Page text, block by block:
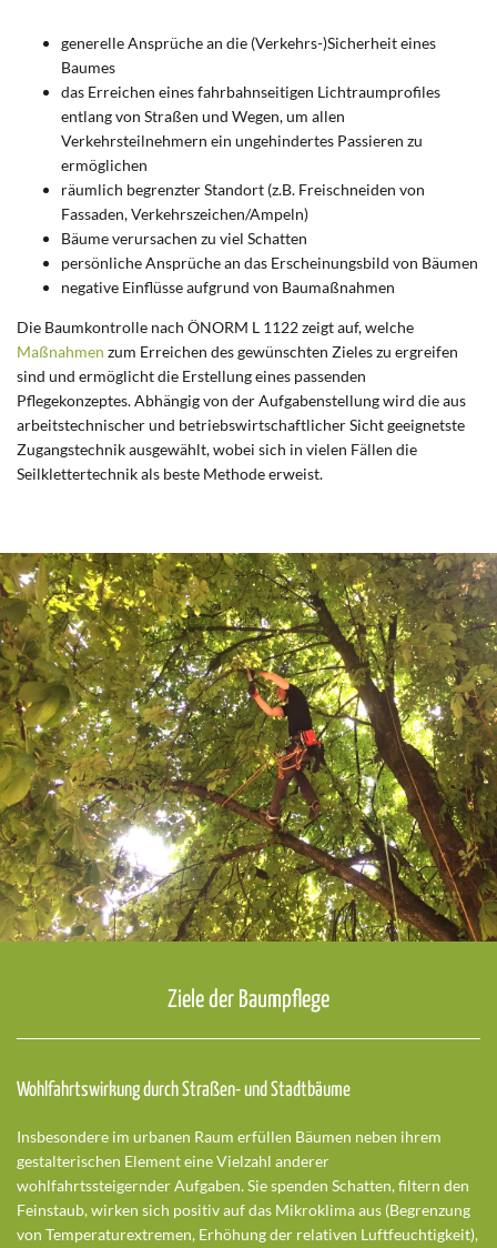
generelle Ansprüche an die (Verkehrs-)Sicherheit eines
Baumes
das Erreichen eines fahrbahnseitigen Lichtraumprofiles
entlang von Straßen und Wegen, um allen
Verkehrsteilnehmern ein ungehindertes Passieren zu
ermöglichen
räumlich begrenzter Standort (z.B. Freischneiden von
Fassaden, Verkehrszeichen/Ampeln)
Bäume verursachen zu viel Schatten
persönliche Ansprüche an das Erscheinungsbild von Bäumen
negative Einflüsse aufgrund von Baumaßnahmen
Die Baumkontrolle nach ÖNORM L 1122 zeigt auf, welche
Maßnahmen zum Erreichen des gewünschten Zieles zu ergreifen
sind und ermöglicht die Erstellung eines passenden
Pflegekonzeptes. Abhängig von der Aufgabenstellung wird die aus
arbeitstechnischer und betriebswirtschaftlicher Sicht geeignetste
Zugangstechnik ausgewählt, wobei sich in vielen Fällen die
Seilklettertechnik als beste Methode erweist.
Ziele der Baumpflege
Wohlfahrtswirkung durch Straßen- und Stadtbäume
Insbesondere im urbanen Raum erfüllen Bäumen neben ihrem
gestalterischen Element eine Vielzahl anderer
wohlfahrtssteigernder Aufgaben. Sie spenden Schatten, filtern den
Feinstaub, wirken sich positiv auf das Mikroklima aus (Begrenzung
von Temperaturextremen, Erhöhung der relativen Luftfeuchtigkeit),